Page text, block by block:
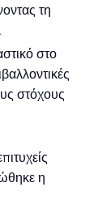
τη
στο
στόχους
η